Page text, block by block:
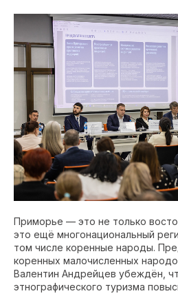
Приморье — это не только
это ещё многонациональный
том числе коренные народы.
коренных малочисленных
Валентин Андрейцев убеждён,
этнографического туризма